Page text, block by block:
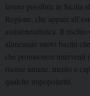
lavoro possibile in Sicilia
Regione, che appare
assistenzialistica. Il
alimentare nuovi bacini
che promuovere
risorse umane, merito e
qualche impopolarità.